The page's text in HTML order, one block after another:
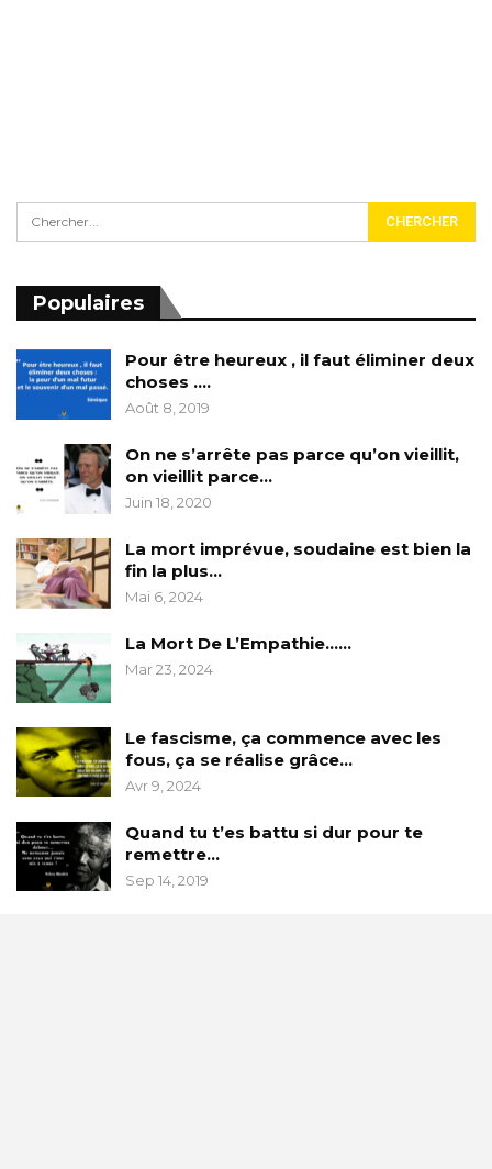
Populaires
Pour être heureux , il faut éliminer deux
choses ….
Août 8, 2019
On ne s’arrête pas parce qu’on vieillit,
on vieillit parce…
Juin 18, 2020
La mort imprévue, soudaine est bien la
fin la plus…
Mai 6, 2024
La Mort De L’Empathie……
Mar 23, 2024
Le fascisme, ça commence avec les
fous, ça se réalise grâce…
Avr 9, 2024
Quand tu t’es battu si dur pour te
remettre…
Sep 14, 2019